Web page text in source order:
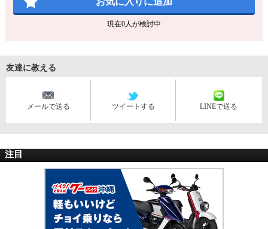
現在0人が検討中
友達に教える
メールで送る ツイートする LINEで送る
注目